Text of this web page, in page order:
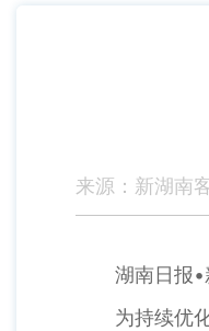
来源：新湖南
湖南日报•新
为持续优化